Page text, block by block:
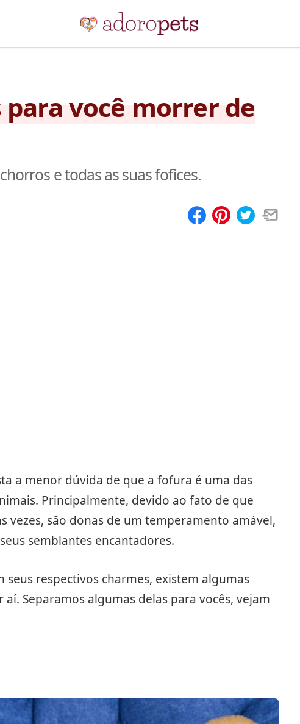
você morrer de
e todas as suas fofices.
a menor dúvida de que a fofura é uma das
Principalmente, devido ao fato de que
vezes, são donas de um temperamento amável,
semblantes encantadores.
respectivos charmes, existem algumas
Separamos algumas delas para vocês, vejam